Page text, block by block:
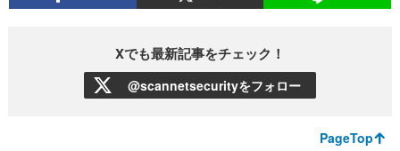
Xでも最新記事をチェック！
@scannetsecurityをフォロー
PageTop